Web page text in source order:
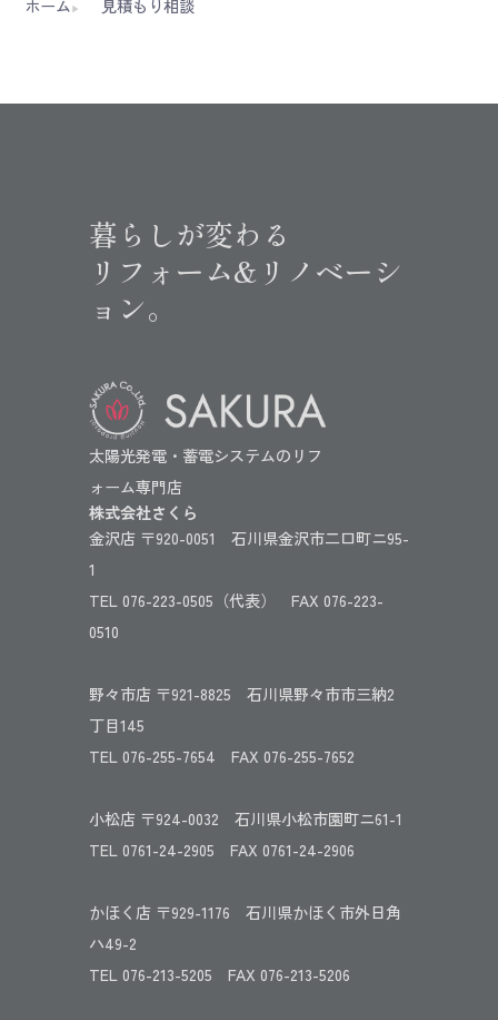
ホーム 見積もり相談
暮らしが変わる
リフォーム&リノベーシ
ョン。
太陽光発電・蓄電システムのリフ
ォーム専門店
株式会社さくら
金沢店 〒920-0051 石川県金沢市二口町ニ95-
1
TEL 076-223-0505（代表） FAX 076-223-
0510
野々市店 〒921-8825 石川県野々市市三納2
丁目145
TEL 076-255-7654 FAX 076-255-7652
小松店 〒924-0032 石川県小松市園町ニ61-1
TEL 0761-24-2905 FAX 0761-24-2906
かほく店 〒929-1176 石川県かほく市外日角
ハ49-2
TEL 076-213-5205 FAX 076-213-5206